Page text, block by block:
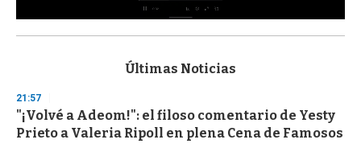
s
d
s
o
f
Últimas Noticias
21:57
"¡Volvé a Adeom!": el filoso comentario de Yesty
Prieto a Valeria Ripoll en plena Cena de Famosos